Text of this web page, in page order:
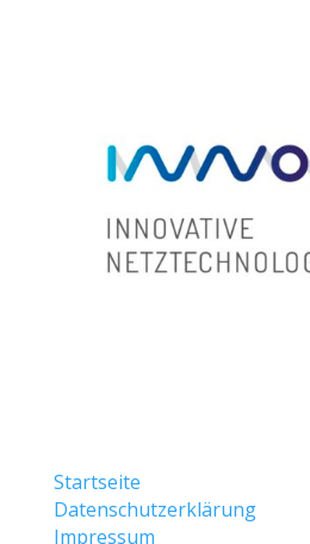
Startseite
Datenschutzerklärung
Impressum